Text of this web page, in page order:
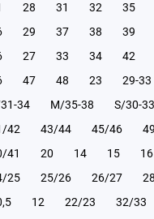
28 31 32 35
29 37 38 39
27 33 34 42
47 48 23 29-33
34
М/35-38 S/30-33
42
43/44 45/46 49
41
20 14 15 16
25
25/26 26/27
12 22/23 32/33